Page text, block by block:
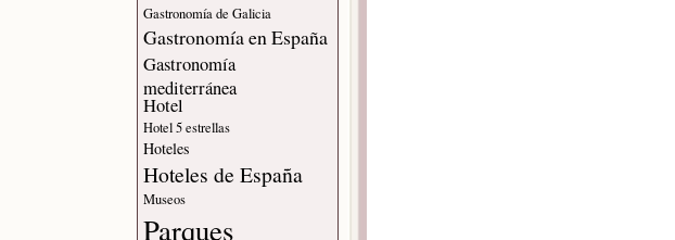
Gastronomía de Galicia
Gastronomía en España
Gastronomía
mediterránea
Hotel
Hotel 5 estrellas
Hoteles
Hoteles de España
Museos
Parques